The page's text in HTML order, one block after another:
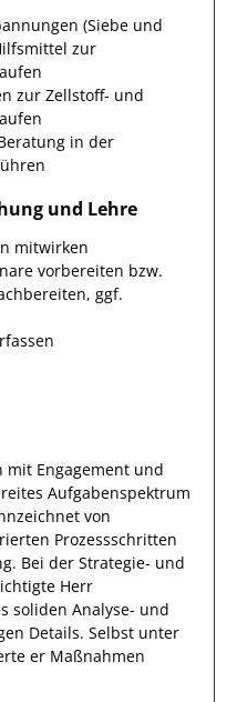
(Siebe und
zur
zur Zellstoff- und
in der
und Lehre
mitwirken
vorbereiten bzw.
ggf.
mit Engagement und
Aufgabenspektrum
von
Prozessschritten
Bei der Strategie- und
Herr
soliden Analyse- und
Details. Selbst unter
er Maßnahmen